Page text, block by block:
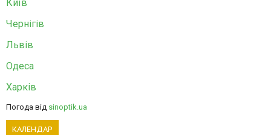
Київ
Чернігів
Львів
Одеса
Харків
Погода від sinoptik.ua
КАЛЕНДАР